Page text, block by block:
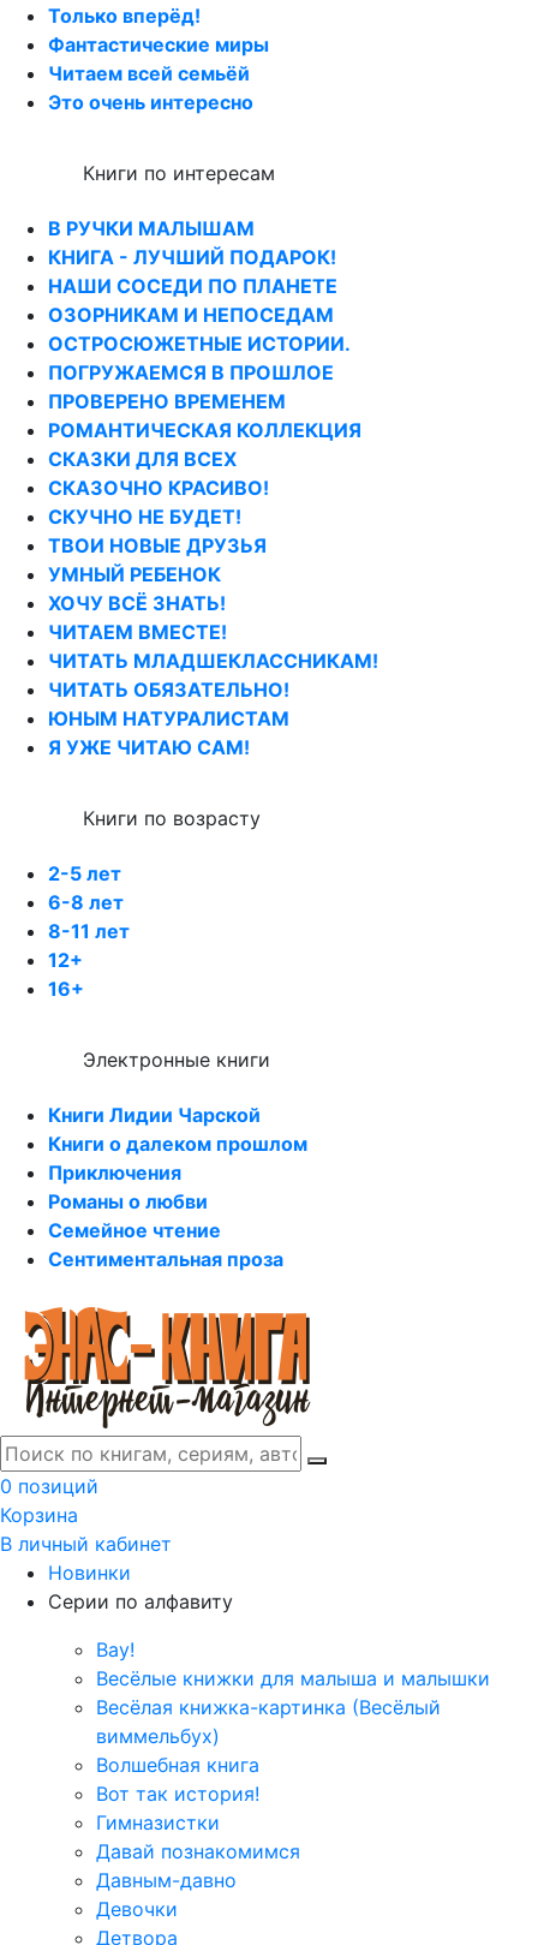
Только вперёд!
Фантастические миры
Читаем всей семьёй
Это очень интересно
Книги по интересам
В РУЧКИ МАЛЫШАМ
КНИГА - ЛУЧШИЙ ПОДАРОК!
НАШИ СОСЕДИ ПО ПЛАНЕТЕ
ОЗОРНИКАМ И НЕПОСЕДАМ
ОСТРОСЮЖЕТНЫЕ ИСТОРИИ.
ПОГРУЖАЕМСЯ В ПРОШЛОЕ
ПРОВЕРЕНО ВРЕМЕНЕМ
РОМАНТИЧЕСКАЯ КОЛЛЕКЦИЯ
СКАЗКИ ДЛЯ ВСЕХ
СКАЗОЧНО КРАСИВО!
СКУЧНО НЕ БУДЕТ!
ТВОИ НОВЫЕ ДРУЗЬЯ
УМНЫЙ РЕБЕНОК
ХОЧУ ВСЁ ЗНАТЬ!
ЧИТАЕМ ВМЕСТЕ!
ЧИТАТЬ МЛАДШЕКЛАССНИКАМ!
ЧИТАТЬ ОБЯЗАТЕЛЬНО!
ЮНЫМ НАТУРАЛИСТАМ
Я УЖЕ ЧИТАЮ САМ!
Книги по возрасту
2-5 лет
6-8 лет
8-11 лет
12+
16+
Электронные книги
Книги Лидии Чарской
Книги о далеком прошлом
Приключения
Романы о любви
Семейное чтение
Сентиментальная проза
0 позиций
Корзина
В личный кабинет
Новинки
Серии по алфавиту
Вау!
Весёлые книжки для малыша и малышки
Весёлая книжка-картинка (Весёлый
виммельбух)
Волшебная книга
Вот так история!
Гимназистки
Давай познакомимся
Давным-давно
Девочки
Детвора